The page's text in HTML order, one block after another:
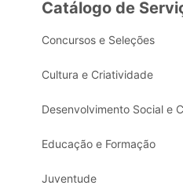
Catálogo de
Concursos e Seleções
Cultura e Criatividade
Desenvolvimento Social e
Educação e Formação
Juventude